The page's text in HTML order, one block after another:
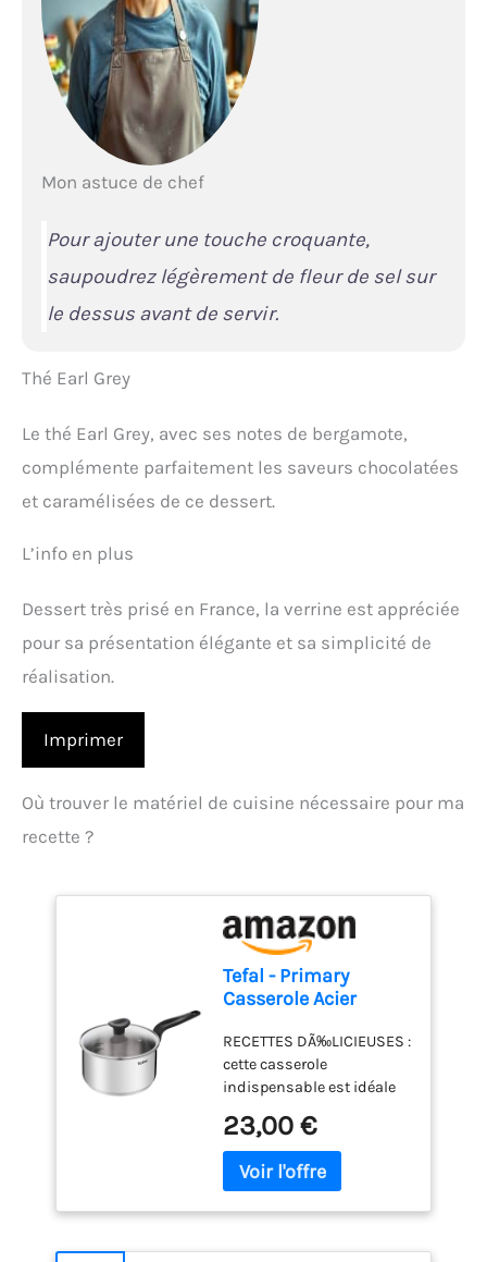
Mon astuce de chef
Pour ajouter une touche croquante,
saupoudrez légèrement de fleur de sel sur
le dessus avant de servir.
Thé Earl Grey
Le thé Earl Grey, avec ses notes de bergamote,
complémente parfaitement les saveurs chocolatées
et caramélisées de ce dessert.
L’info en plus
Dessert très prisé en France, la verrine est appréciée
pour sa présentation élégante et sa simplicité de
réalisation.
Imprimer
Où trouver le matériel de cuisine nécessaire pour ma
recette ?
Tefal - Primary
Casserole Acier
Couvercle - 20 cm - 3
L
RECETTES DÃ‰LICIEUSES :
cette casserole
indispensable est idéale
quotidiens comme les
ptes ou le riz ainsi que
pour faire mijoter, bouillir,
casserole en acier
23,00 €